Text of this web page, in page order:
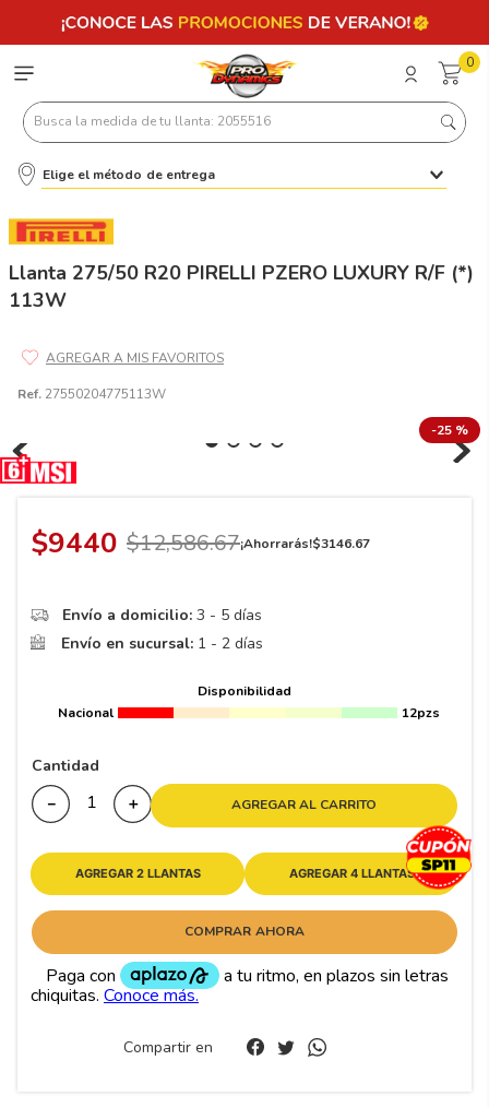
0
Busca la medida de tu llanta: 2055516
Elige el método de entrega
Llanta 275/50 R20 PIRELLI PZERO LUXURY R/F (*)
113W
Ref. 27550204775113W
-25 %
$9440 $12,586.67¡Ahorrarás!$3146.67
Envío a domicilio: 3 - 5 días
Envío en sucursal: 1 - 2 días
Disponibilidad
Nacional
12pzs
Cantidad
＋
－ AGREGAR AL CARRITO
AGREGAR 2 LLANTAS AGREGAR 4 LLANTAS
COMPRAR AHORA
Compartir en
Términos más buscados
7.245